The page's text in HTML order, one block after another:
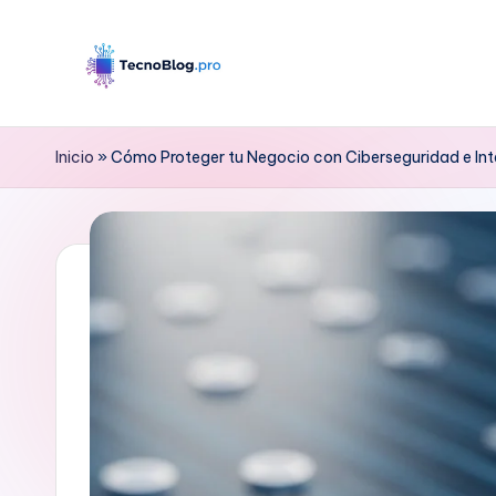
contenido
B
l
g
Inicio »Cómo Proteger tu Negocio con Ciberseguridad e